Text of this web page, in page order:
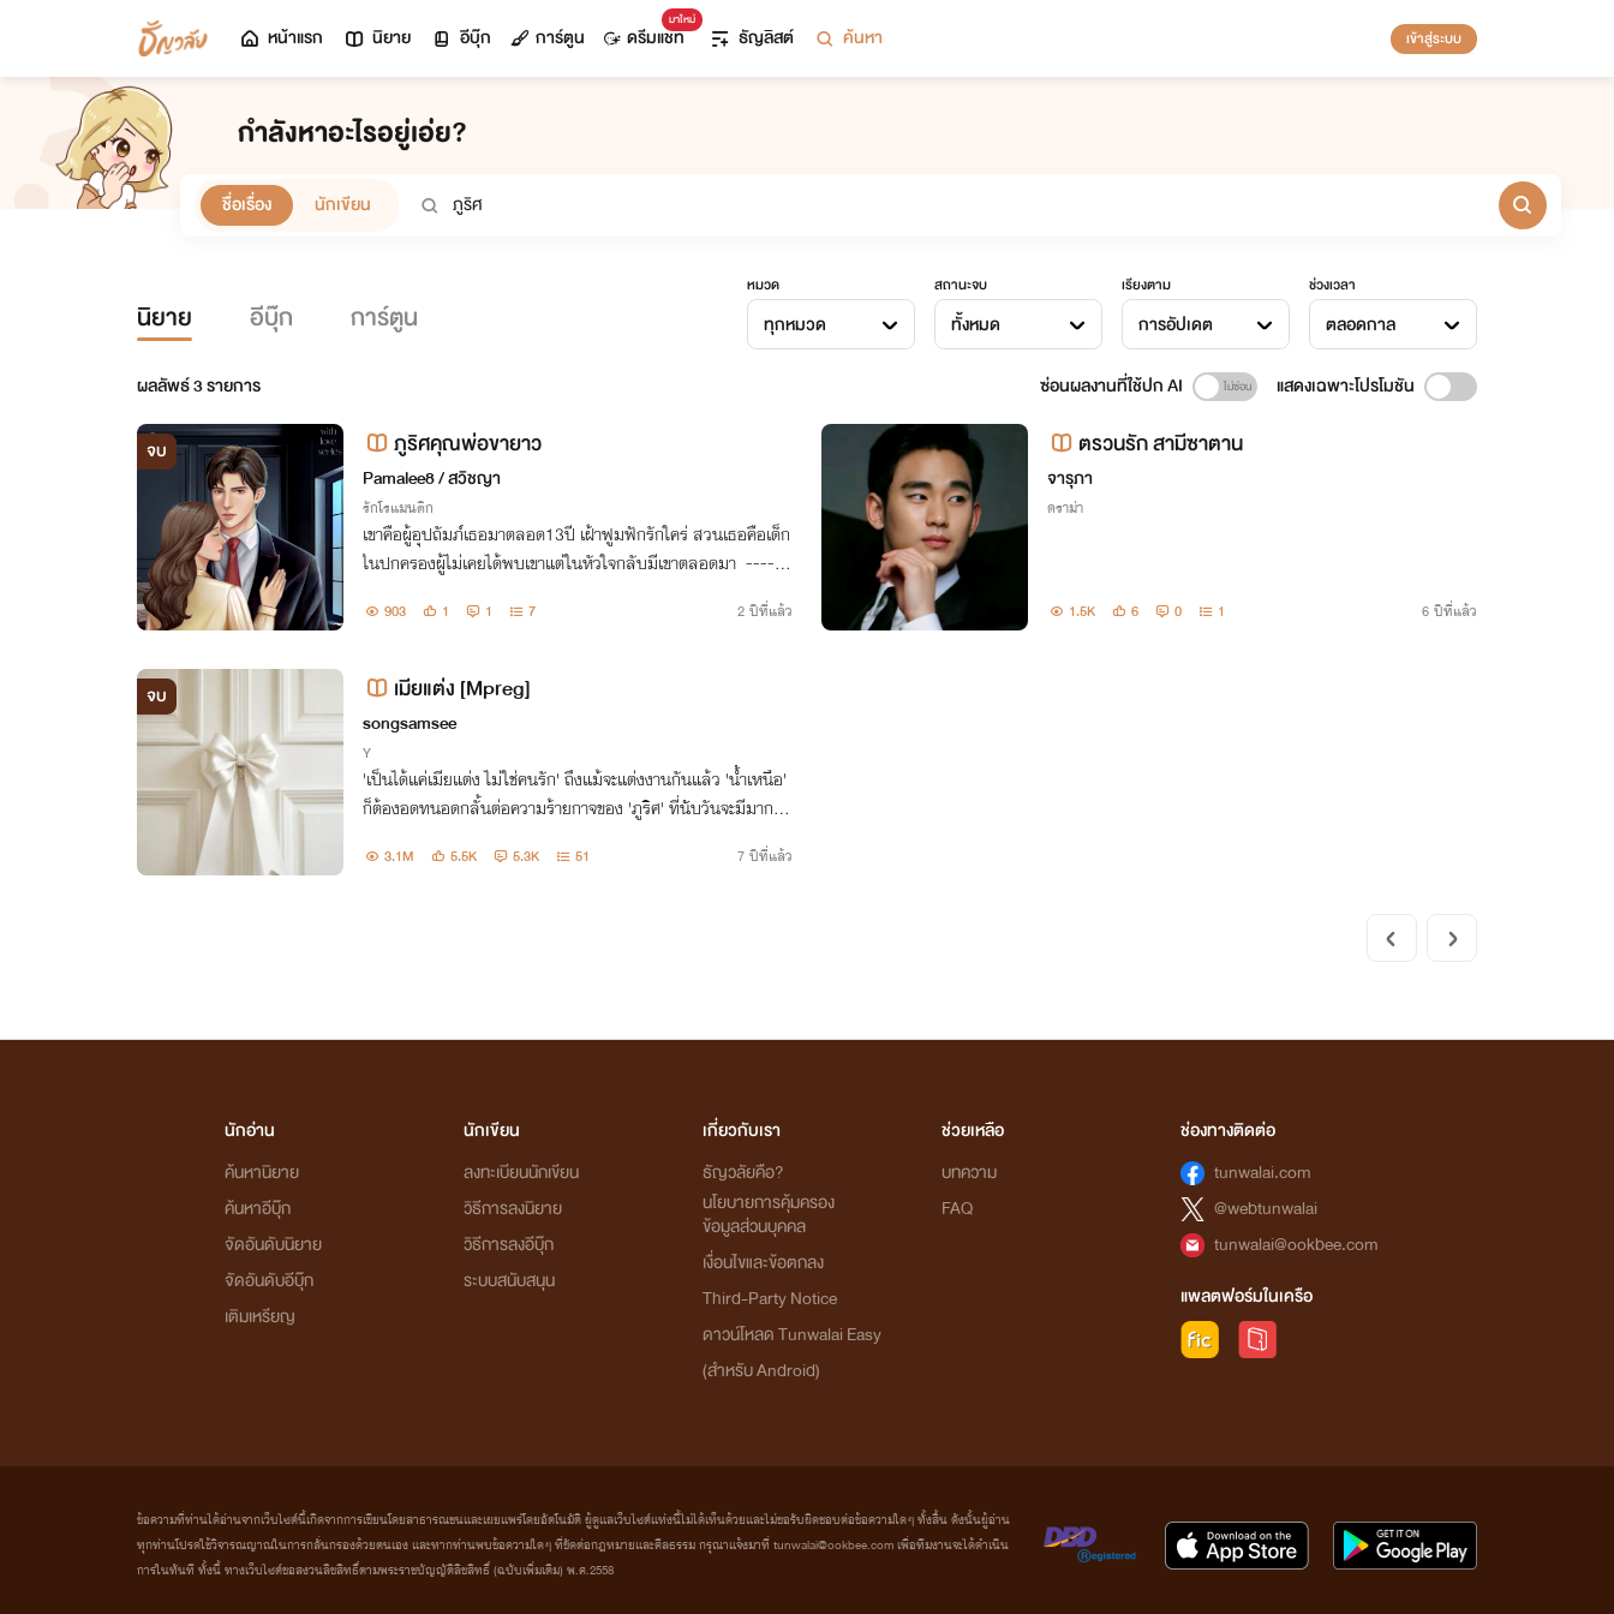
หน้าแรก นิยาย อีบุ๊ก การ์ตูน
มาใหม่
ดรีมแชท ธัญลิสต์ ค้นหา เข้าสู่ระบบ
กำลังหาอะไรอยู่เอ่ย?
ชื่อเรื่อง นักเขียน
นิยาย อีบุ๊ก การ์ตูน
หมวด
ทุกหมวด
สถานะจบ
ทั้งหมด
เรียงตาม
การอัปเดต
ช่วงเวลา
ตลอดกาล
ผลลัพธ์3รายการ ซ่อนผลงานที่ใช้ปก AI แสดงเฉพาะโปรโมชัน
จบ ภูริศคุณพ่อขายาว
Pamalee8 / สวิชญา
รักโรแมนติก
เขาคือผู้อุปถัมภ์เธอมาตลอด13ปี เฝ้าฟูมฟักรักใคร่ สวนเธอคือเด็ก
ในปกครองผู้ไม่เคยได้พบเขาแต่ในหัวใจกลับมีเขาตลอดมา ------
ผาคุณเจ้านายที่รัก
903 1 1 7 2 ปีที่แล้ว
ตรวนรัก สามีซาตาน
จารุภา
ดราม่า
1.5K 6 0 1 6 ปีที่แล้ว
จบ เมียแต่ง [Mpreg]
songsamsee
Y
'เป็นได้แค่เมียแต่ง ไม่ใช่คนรัก' ถึงแม้จะแต่งงานกันแล้ว 'น้ำเหนือ'
ก็ต้องอดทนอดกลั้นต่อความร้ายกาจของ 'ภูริศ' ที่นับวันจะมีมากขึ้น
3.1M 5.5K 5.3K 51 7 ปีที่แล้ว
นักอ่าน
ค้นหานิยาย
ค้นหาอีบุ๊ก
จัดอันดับนิยาย
จัดอันดับอีบุ๊ก
เติมเหรียญ
นักเขียน
ลงทะเบียนนักเขียน
วิธีการลงนิยาย
วิธีการลงอีบุ๊ก
ระบบสนับสนุน
เกี่ยวกับเรา
ธัญวลัยคือ?
นโยบายการคุ้มครอง
ข้อมูลส่วนบุคคล
เงื่อนไขและข้อตกลง
Third-Party Notice
ดาวน์โหลด Tunwalai Easy
(สำหรับ Android)
ช่วยเหลือ
บทความ
FAQ
ช่องทางติดต่อ
tunwalai.com
@webtunwalai
tunwalai@ookbee.com
แพลตฟอร์มในเครือ
ข้อความที่ท่านได้อ่านจากเว็บไซต์นี้เกิดจากการเขียนโดยสาธารณชนและเผยแพร่โดยอัตโนมัติ ผู้ดูแลเว็บไซต์แห่งนี้ไม่ได้เห็นด้วยและไม่ขอรับผิดชอบต่อข้อความใดๆ ทั้งสิ้น ดังนั้นผู้อ่าน
ทุกท่านโปรดใช้วิจารณญาณในการกลั่นกรองด้วยตนเอง และหากท่านพบข้อความใดๆ ที่ขัดต่อกฎหมายและศีลธรรม กรุณาแจ้งมาที่ tunwalai@ookbee.com เพื่อทีมงานจะได้ดำเนิน
การในทันที ทั้งนี้ ทางเว็บไซต์ขอสงวนลิขสิทธิ์ตามพระราชบัญญัติลิขสิทธิ์ (ฉบับเพิ่มเติม) พ.ศ.2558